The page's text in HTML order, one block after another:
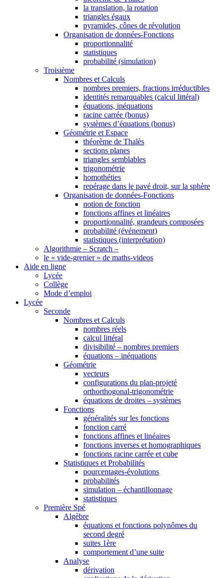
la translation, la rotation
triangles égaux
pyramides, cônes de révolution
Organisation de données-Fonctions
proportionnalité
statistiques
probabilité (simulation)
Troisième
Nombres et Calculs
nombres premiers, fractions irréductibles
identités remarquables (calcul littéral)
équations, inéquations
racine carrée (bonus)
systèmes d’équations (bonus)
Géométrie et Espace
théorème de Thalès
sections planes
triangles semblables
trigonométrie
homothéties
repérage dans le pavé droit, sur la sphère
Organisation de données-Fonctions
notion de fonction
fonctions affines et linéaires
proportionnalité, grandeurs composées
probabilité (événement)
statistiques (interprétation)
Algorithmie – Scratch –
le « vide-grenier » de maths-videos
Aide en ligne
Lycée
Collège
Mode d’emploi
Lycée
Seconde
Nombres et Calculs
nombres réels
calcul littéral
divisibilité – nombres premiers
équations – inéquations
Géométrie
vecteurs
configurations du plan-projeté
orthorthogonal-trigonométrie
équations de droites – systèmes
Fonctions
généralités sur les fonctions
fonction carré
fonctions affines et linéaires
fonctions inverses et homographiques
fonctions racine carrée et cube
Statistiques et Probabilités
pourcentages-évolutions
probabilités
simulation – échantillonnage
statistiques
Première Spé
Algèbre
équations et fonctions polynômes du
second degré
suites 1ère
comportement d’une suite
Analyse
dérivation